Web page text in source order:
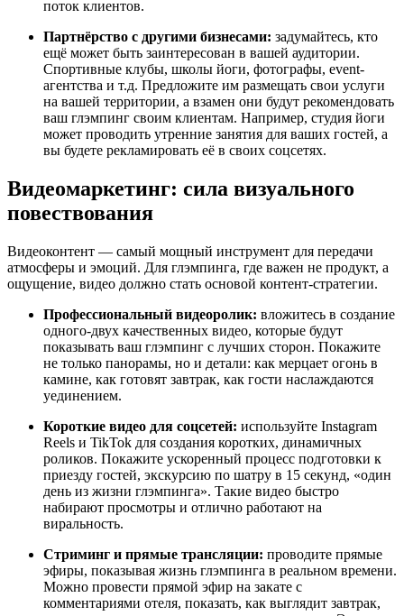
поток клиентов.
Партнёрство с другими бизнесами: задумайтесь, кто
ещё может быть заинтересован в вашей аудитории.
Спортивные клубы, школы йоги, фотографы, event-
агентства и т.д. Предложите им размещать свои услуги
на вашей территории, а взамен они будут рекомендовать
ваш глэмпинг своим клиентам. Например, студия йоги
может проводить утренние занятия для ваших гостей, а
вы будете рекламировать её в своих соцсетях.
Видеомаркетинг: сила визуального
повествования
Видеоконтент — самый мощный инструмент для передачи
атмосферы и эмоций. Для глэмпинга, где важен не продукт, а
ощущение, видео должно стать основой контент-стратегии.
Профессиональный видеоролик: вложитесь в создание
одного-двух качественных видео, которые будут
показывать ваш глэмпинг с лучших сторон. Покажите
не только панорамы, но и детали: как мерцает огонь в
камине, как готовят завтрак, как гости наслаждаются
уединением.
Короткие видео для соцсетей: используйте Instagram
Reels и TikTok для создания коротких, динамичных
роликов. Покажите ускоренный процесс подготовки к
приезду гостей, экскурсию по шатру в 15 секунд, «один
день из жизни глэмпинга». Такие видео быстро
набирают просмотры и отлично работают на
виральность.
Стриминг и прямые трансляции: проводите прямые
эфиры, показывая жизнь глэмпинга в реальном времени.
Можно провести прямой эфир на закате с
комментариями отеля, показать, как выглядит завтрак,